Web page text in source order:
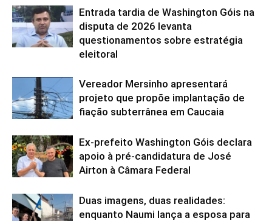
Entrada tardia de Washington Góis na
disputa de 2026 levanta
questionamentos sobre estratégia
eleitoral
Vereador Mersinho apresentará
projeto que propõe implantação de
fiação subterrânea em Caucaia
Ex-prefeito Washington Góis declara
apoio à pré-candidatura de José
Airton à Câmara Federal
Duas imagens, duas realidades:
enquanto Naumi lança a esposa para